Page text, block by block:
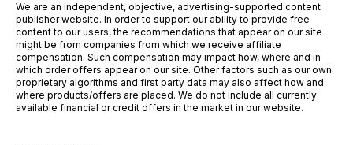
We are an independent, objective, advertising-supported content
publisher website. In order to support our ability to provide free
content to our users, the recommendations that appear on our site
might be from companies from which we receive affiliate
compensation. Such compensation may impact how, where and in
which order offers appear on our site. Other factors such as our own
proprietary algorithms and first party data may also affect how and
where products/offers are placed. We do not include all currently
available financial or credit offers in the market in our website.